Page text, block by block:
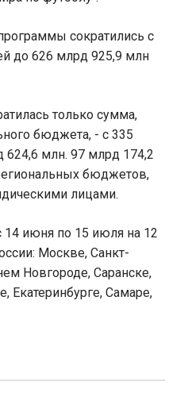
сократились с
до 626 млрд 925,9 млн
только сумма,
бюджета, - с 335
млн. 97 млрд 174,2
бюджетов,
лицами.
июня по 15 июля на 12
Москве, Санкт-
Новгороде, Саранске,
Екатеринбурге, Самаре,